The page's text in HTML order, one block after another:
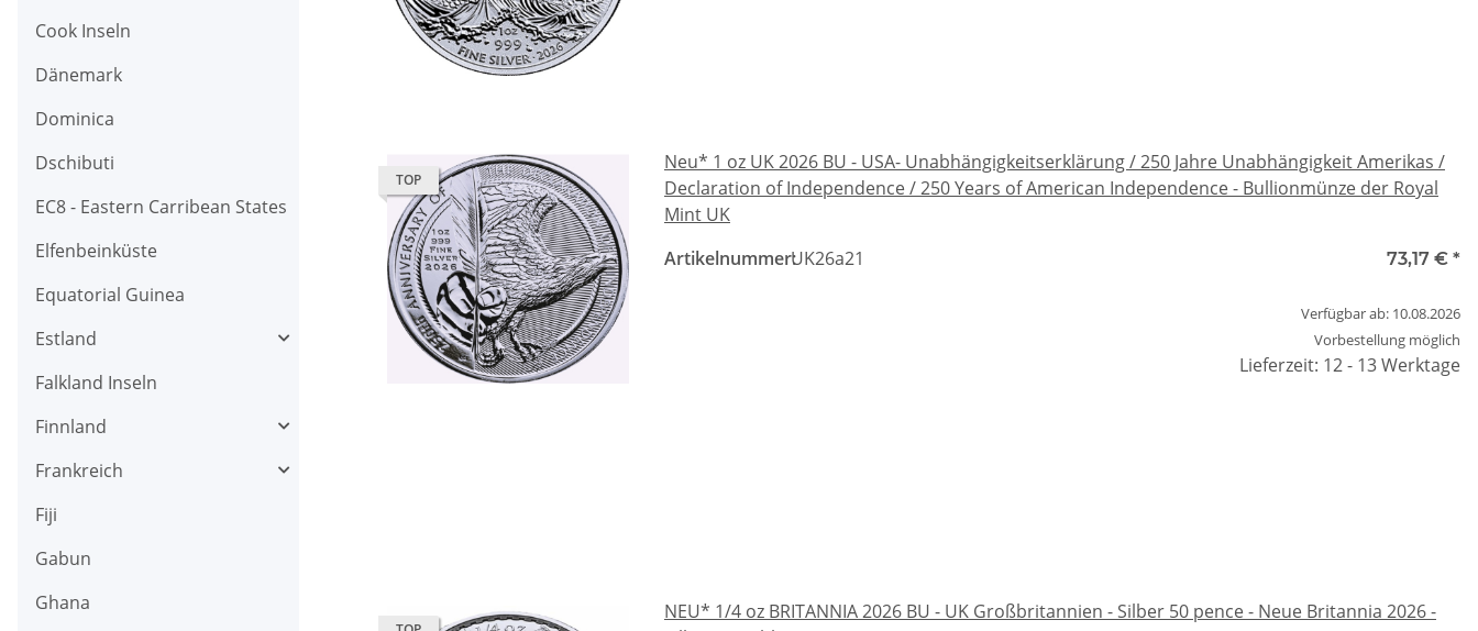
TOP
Neu* 1 oz UK 2026 BU - USA- Unabhängigkeitserklärung / 250 Jahre Unabhängigkeit Amerikas /
Declaration of Independence / 250 Years of American Independence - Bullionmünze der Royal
Mint UK
Artikelnummer:UK26a21 73,17 € *
Verfügbar ab: 10.08.2026
Vorbestellung möglich
Lieferzeit: 12 - 13 Werktage
NEU* 1/4 oz BRITANNIA 2026 BU - UK Großbritannien - Silber 50 pence - Neue Britannia 2026 -
Cook Inseln
Dänemark
Dominica
Dschibuti
EC8 - Eastern Carribean States
Elfenbeinküste
Equatorial Guinea
Estland
Falkland Inseln
Finnland
Frankreich
Fiji
Gabun
Ghana